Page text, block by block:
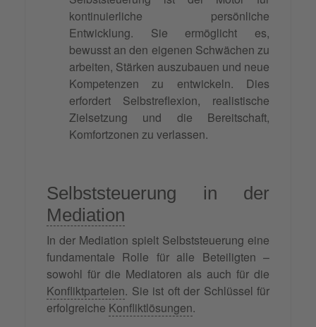
kontinuierliche persönliche
Entwicklung. Sie ermöglicht es,
bewusst an den eigenen Schwächen zu
arbeiten, Stärken auszubauen und neue
Kompetenzen zu entwickeln. Dies
erfordert Selbstreflexion, realistische
Zielsetzung und die Bereitschaft,
Komfortzonen zu verlassen.
Selbststeuerung in der
Mediation
In der Mediation spielt Selbststeuerung eine
fundamentale Rolle für alle Beteiligten –
sowohl für die Mediatoren als auch für die
Konfliktparteien. Sie ist oft der Schlüssel für
erfolgreiche Konfliktlösungen.